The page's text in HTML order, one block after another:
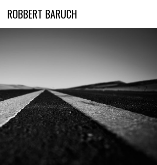
ROBBERT BARUCH